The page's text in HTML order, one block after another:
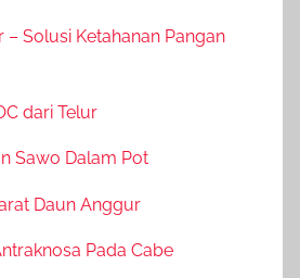
– Solusi Ketahanan Pangan
dari Telur
Sawo Dalam Pot
Daun Anggur
Pada Cabe